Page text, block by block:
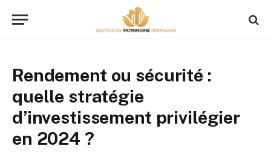
Rendement ou sécurité :
quelle stratégie
d’investissement privilégier
en 2024 ?